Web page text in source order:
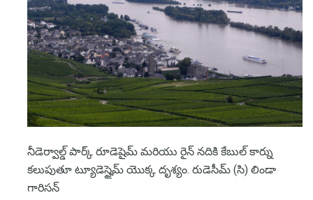
నీడెర్వాల్డ్ పార్క్ రూడెషైమ్ మరియు రైన్ నదికి కేబుల్ కార్ను
కలుపుతూ ట్యూడెస్హైమ్ యొక్క దృశ్యం. రుడెసీమ్ (సి) లిండా
గారిసన్